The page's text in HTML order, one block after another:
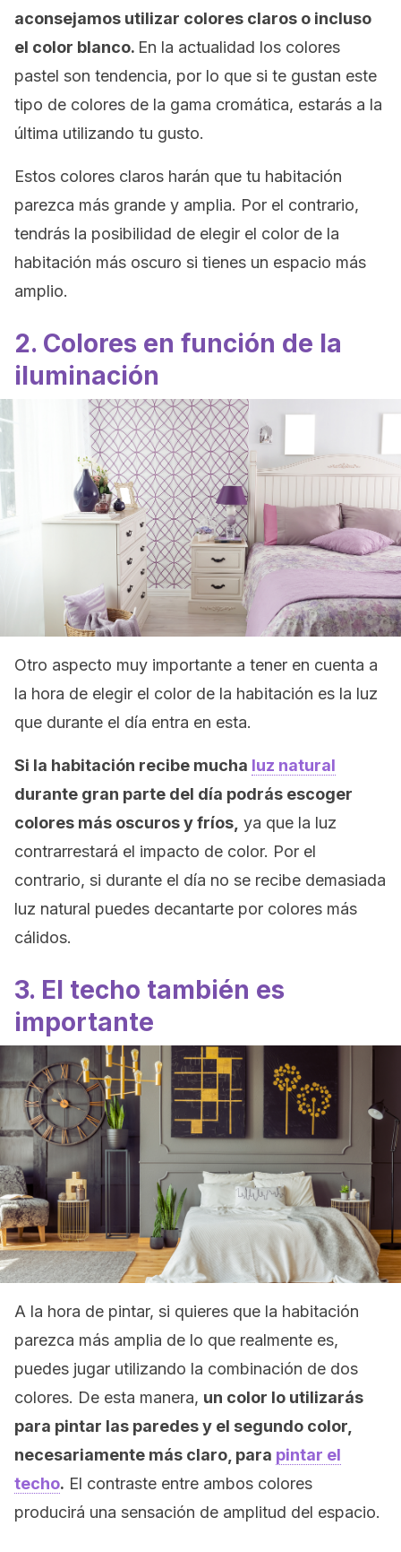
aconsejamos utilizar colores claros o incluso
el color blanco. En la actualidad los colores
pastel son tendencia, por lo que si te gustan este
tipo de colores de la gama cromática, estarás a la
última utilizando tu gusto.
Estos colores claros harán que tu habitación
parezca más grande y amplia. Por el contrario,
tendrás la posibilidad de elegir el color de la
habitación más oscuro si tienes un espacio más
amplio.
2. Colores en función de la
iluminación
Otro aspecto muy importante a tener en cuenta a
la hora de elegir el color de la habitación es la luz
que durante el día entra en esta.
Si la habitación recibe mucha luz natural
durante gran parte del día podrás escoger
colores más oscuros y fríos, ya que la luz
contrarrestará el impacto de color. Por el
contrario, si durante el día no se recibe demasiada
luz natural puedes decantarte por colores más
cálidos.
3. El techo también es
importante
A la hora de pintar, si quieres que la habitación
parezca más amplia de lo que realmente es,
puedes jugar utilizando la combinación de dos
colores. De esta manera, un color lo utilizarás
para pintar las paredes y el segundo color,
necesariamente más claro, para pintar el
techo. El contraste entre ambos colores
producirá una sensación de amplitud del espacio.